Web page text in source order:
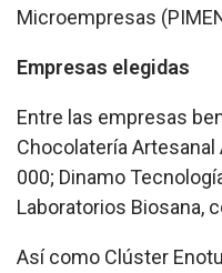
Microempresas
Empresas elegidas
Entre las empresas
Chocolatería
000; Dinamo
Laboratorios Biosana,
Así como Clúster